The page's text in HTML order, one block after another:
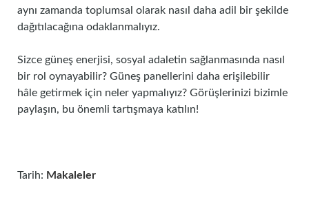
aynı zamanda toplumsal olarak nasıl daha adil bir şekilde
dağıtılacağına odaklanmalıyız.
Sizce güneş enerjisi, sosyal adaletin sağlanmasında nasıl
bir rol oynayabilir? Güneş panellerini daha erişilebilir
hâle getirmek için neler yapmalıyız? Görüşlerinizi bizimle
paylaşın, bu önemli tartışmaya katılın!
Tarih: Makaleler